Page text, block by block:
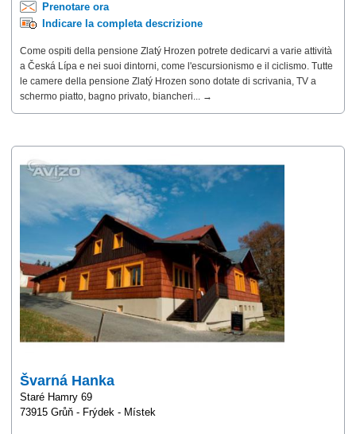
Prenotare ora
Indicare la completa descrizione
Come ospiti della pensione Zlatý Hrozen potrete dedicarvi a varie attività
a Česká Lípa e nei suoi dintorni, come l'escursionismo e il ciclismo. Tutte
le camere della pensione Zlatý Hrozen sono dotate di scrivania, TV a
schermo piatto, bagno privato, biancheri... →
Švarná Hanka
Staré Hamry 69
73915 Grůň - Frýdek - Místek